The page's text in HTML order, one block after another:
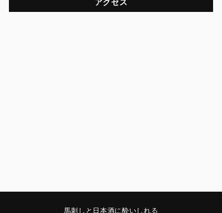
馬刺しと日本酒に酔いしれる